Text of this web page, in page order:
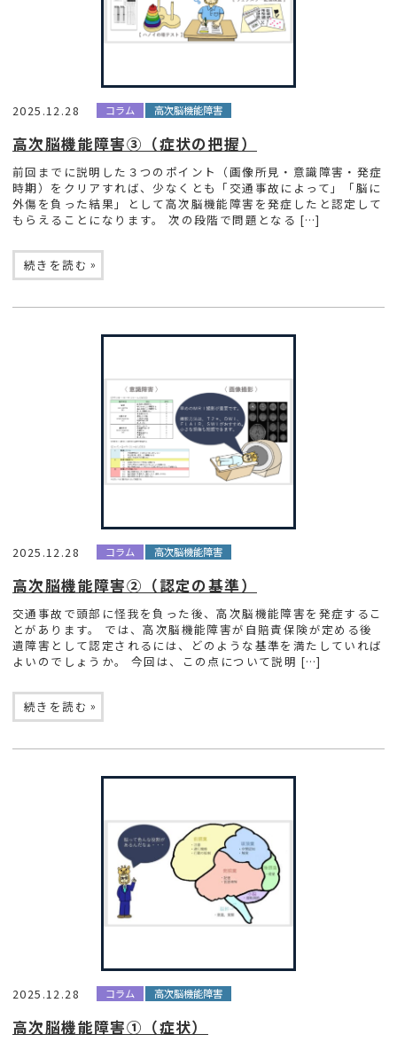
2025.12.28 コラム 高次脳機能障害
高次脳機能障害③（症状の把握）
前回までに説明した３つのポイント（画像所見・意識障害・発症
時期）をクリアすれば、少なくとも「交通事故によって」「脳に
外傷を負った結果」として高次脳機能障害を発症したと認定して
もらえることになります。 次の段階で問題となる […]
続きを読む »
2025.12.28 コラム 高次脳機能障害
高次脳機能障害②（認定の基準）
交通事故で頭部に怪我を負った後、高次脳機能障害を発症するこ
とがあります。 では、高次脳機能障害が自賠責保険が定める後
遺障害として認定されるには、どのような基準を満たしていれば
よいのでしょうか。 今回は、この点について説明 […]
続きを読む »
2025.12.28 コラム 高次脳機能障害
高次脳機能障害①（症状）